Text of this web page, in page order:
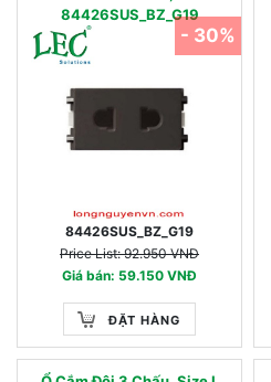
84426SUS_BZ_G19
84426SUS_BZ_G19
Price List: 92.950 VNĐ
Giá bán: 59.150 VNĐ
ĐẶT HÀNG
- 30%